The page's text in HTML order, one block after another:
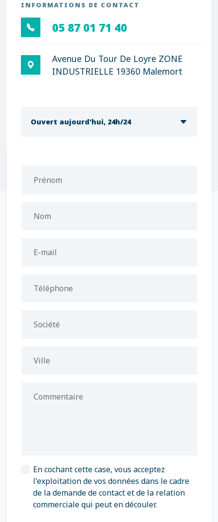
INFORMATIONS DE CONTACT
05 87 01 71 40
Avenue Du Tour De Loyre ZONE
INDUSTRIELLE 19360 Malemort
Ouvert aujourd'hui, 24h/24
Prénom
Nom
E-mail
Téléphone
Société
Ville
Commentaire
En cochant cette case, vous acceptez
l'exploitation de vos données dans le cadre
de la demande de contact et de la relation
commerciale qui peut en découler.